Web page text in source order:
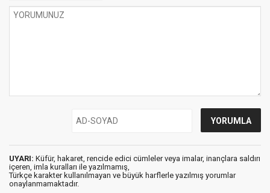
UYARI: Küfür, hakaret, rencide edici cümleler veya imalar, inançlara saldırı
içeren, imla kuralları ile yazılmamış,
Türkçe karakter kullanılmayan ve büyük harflerle yazılmış yorumlar
onaylanmamaktadır.